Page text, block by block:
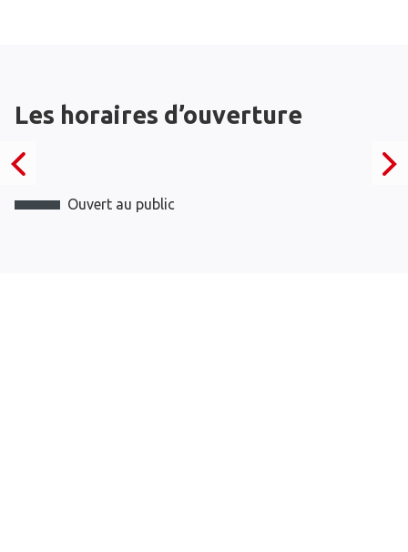
Les horaires d’ouverture
Ouvert au public